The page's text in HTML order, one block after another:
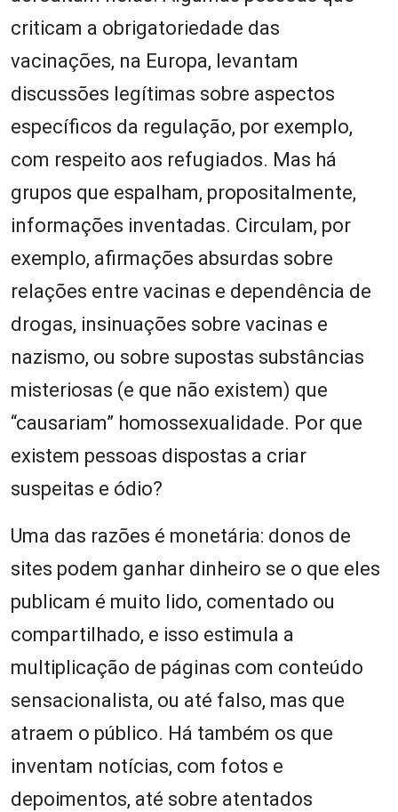
criticam a obrigatoriedade das
vacinações, na Europa, levantam
discussões legítimas sobre aspectos
específicos da regulação, por exemplo,
com respeito aos refugiados. Mas há
grupos que espalham, propositalmente,
informações inventadas. Circulam, por
exemplo, afirmações absurdas sobre
relações entre vacinas e dependência de
drogas, insinuações sobre vacinas e
nazismo, ou sobre supostas substâncias
misteriosas (e que não existem) que
“causariam” homossexualidade. Por que
existem pessoas dispostas a criar
suspeitas e ódio?
Uma das razões é monetária: donos de
sites podem ganhar dinheiro se o que eles
publicam é muito lido, comentado ou
compartilhado, e isso estimula a
multiplicação de páginas com conteúdo
sensacionalista, ou até falso, mas que
atraem o público. Há também os que
inventam notícias, com fotos e
depoimentos, até sobre atentados